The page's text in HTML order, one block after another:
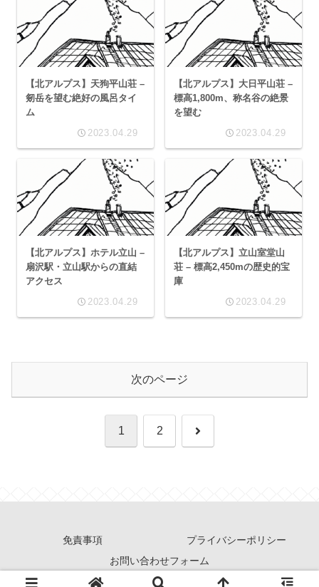
【北アルプス】天狗平山荘 –
剱岳を望む絶好の風呂タイ
ム
2023.04.29
【北アルプス】大日平山荘 –
標高1,800m、称名谷の絶景
を望む
2023.04.29
【北アルプス】ホテル立山 –
扇沢駅・立山駅からの直結
アクセス
2023.04.29
【北アルプス】立山室堂山
荘 – 標高2,450mの歴史的宝
庫
2023.04.29
次のページ
1 2 次
免責事項
プライバシーポリシー
お問い合わせフォーム